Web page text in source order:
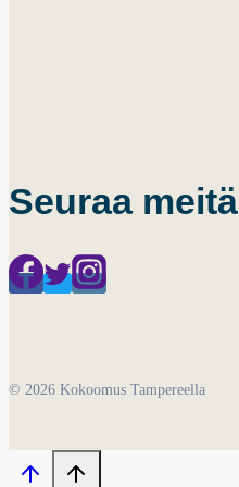
Seuraa meitä
© 2026 Kokoomus Tampereella